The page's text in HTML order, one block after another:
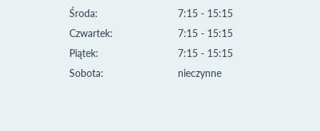
Środa:
Czwartek:
Piątek:
Sobota:
7:15 - 15:15
7:15 - 15:15
7:15 - 15:15
nieczynne